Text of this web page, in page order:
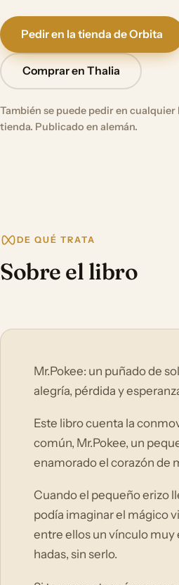
Pedir en la tienda de Orbita
Comprar en Thalia
También se puede pedir en
tienda. Publicado en alemán.
DE QUÉ TRATA
Sobre el libro
Mr.Pokee: un puñado de
alegría, pérdida y
Este libro cuenta la
común, Mr.Pokee, un
enamorado el corazón de
Cuando el pequeño erizo
podía imaginar el mágico
entre ellos un vínculo muy
hadas, sin serlo.